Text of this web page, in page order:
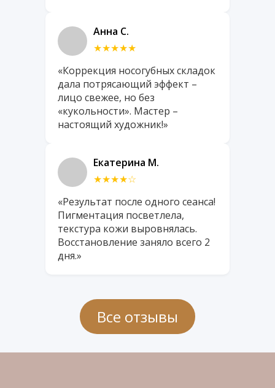
Анна С.
★★★★★
«Коррекция носогубных складок
дала потрясающий эффект –
лицо свежее, но без
«кукольности». Мастер –
настоящий художник!»
Екатерина М.
★★★★☆
«Результат после одного сеанса!
Пигментация посветлела,
текстура кожи выровнялась.
Восстановление заняло всего 2
дня.»
Все отзывы